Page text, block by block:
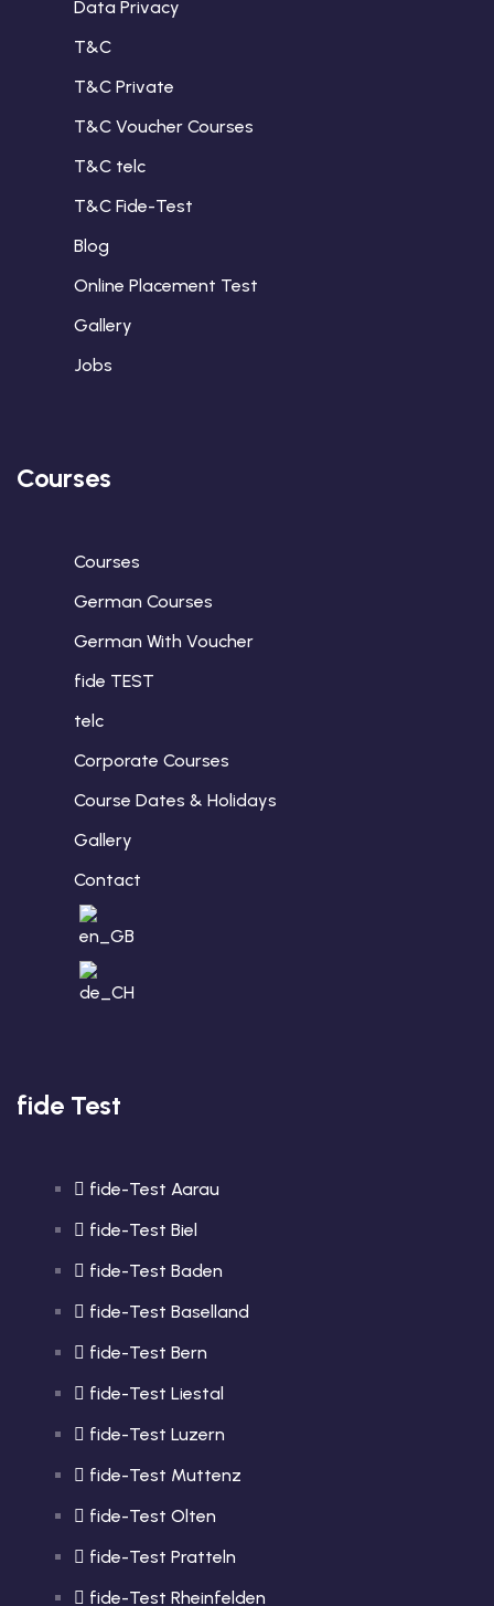
for Companies
Data Privacy
T&C
T&C Private
T&C Voucher Courses
T&C telc
T&C Fide-Test
Blog
Online Placement Test
Gallery
Jobs
Courses
Courses
German Courses
German With Voucher
fide TEST
telc
Corporate Courses
Course Dates & Holidays
Gallery
Contact
fide Test
fide-Test Aarau
fide-Test Biel
fide-Test Baden
fide-Test Baselland
fide-Test Bern
fide-Test Liestal
fide-Test Luzern
fide-Test Muttenz
fide-Test Olten
fide-Test Pratteln
fide-Test Rheinfelden